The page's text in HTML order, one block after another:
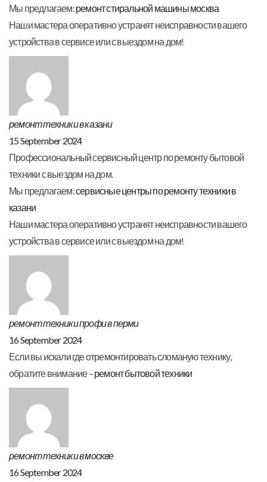
Мы предлагаем:ремонт стиральной машины москва
Наши мастера оперативно устранят неисправности вашего
устройства в сервисе или с выездом на дом!
ремонт техники в казани
15 September 2024
Профессиональный сервисный центр по ремонту бытовой
техники с выездом на дом.
Мы предлагаем:сервисные центры по ремонту техники в
казани
Наши мастера оперативно устранят неисправности вашего
устройства в сервисе или с выездом на дом!
ремонт техники профи в перми
16 September 2024
Если вы искали где отремонтировать сломаную технику,
обратите внимание –ремонт бытовой техники
ремонт техники в москве
16 September 2024